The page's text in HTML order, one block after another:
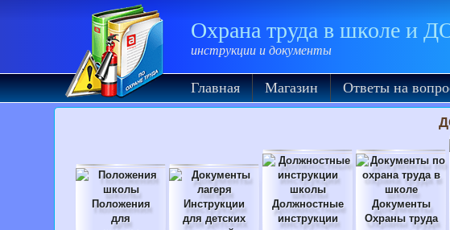
Охрана труда в школе и
инструкции и документы
Главная Магазин Ответы на
Положения
для
Инструкции
для детских
Должностные
инструкции
Документы
Охраны труда